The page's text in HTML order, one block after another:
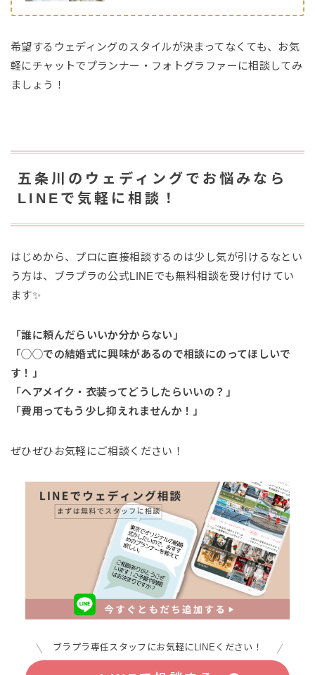
希望するウェディングのスタイルが決まってなくても、お気
軽にチャットでプランナー・フォトグラファーに相談してみ
ましょう！
五条川のウェディングでお悩みなら
LINEで気軽に相談！
はじめから、プロに直接相談するのは少し気が引けるなとい
う方は、ブラプラの公式LINEでも無料相談を受け付けてい
ます✨
「誰に頼んだらいいか分からない」
「◯◯での結婚式に興味があるので相談にのってほしいで
す！」
「ヘアメイク・衣装ってどうしたらいいの？」
「費用ってもう少し抑えれませんか！」
ぜひぜひお気軽にご相談ください！
ブラプラ専任スタッフにお気軽にLINEください！